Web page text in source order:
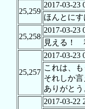
25,259
2017-03-23
ほんとにす
25,258
2017-03-23
見える！
25,257
2017-03-23
これは、も
それしか言
ありがとう
2017-03-22